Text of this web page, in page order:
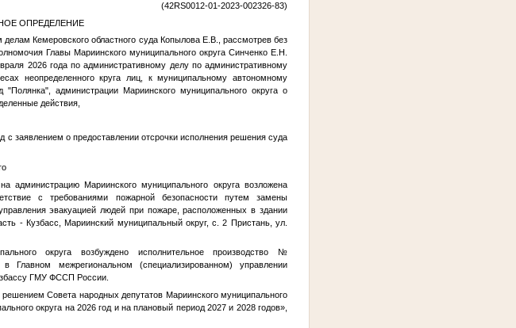
(42RS0012-01-2023-002326-83)
ОПРЕДЕЛЕНИЕ
Кемеровского областного суда Копылова Е.В., рассмотрев без
Главы Мариинского муниципального округа Синченко Е.Н.
2026 года по административному делу по административному
неопределенного круга лиц, к муниципальному автономному
администрации Мариинского муниципального округа о
действия,
с заявлением о предоставлении отсрочки исполнения решения суда
Мариинского муниципального округа возложена
с требованиями пожарной безопасности путем замены
эвакуацией людей при пожаре, расположенных в здании
- Кузбасс, Мариинский муниципальный округ, с. 2 Пристань, ул.
округа возбуждено исполнительное производство №
Главном межрегиональном (специализированном) управлении
ГМУ ФССП России.
Совета народных депутатов Мариинского муниципального
округа на 2026 год и на плановый период 2027 и 2028 годов»,